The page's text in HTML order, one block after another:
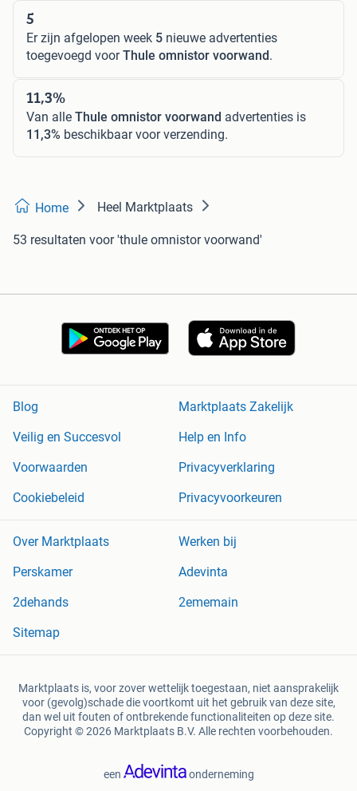
5
Er zijn afgelopen week 5 nieuwe advertenties
toegevoegd voorThule omnistor voorwand.
11,3%
Van alle Thule omnistor voorwand advertenties is
11,3% beschikbaar voor verzending.
Home Heel Marktplaats
53 resultaten voor 'thule omnistor voorwand'
Blog
Marktplaats Zakelijk
Veilig en Succesvol
Help en Info
Voorwaarden
Privacyverklaring
Cookiebeleid
Privacyvoorkeuren
Over Marktplaats
Werken bij
Perskamer
Adevinta
2dehands
2ememain
Sitemap
Marktplaats is, voor zover wettelijk toegestaan, niet aansprakelijk
voor (gevolg)schade die voortkomt uit het gebruik van deze site,
dan wel uit fouten of ontbrekende functionaliteiten op deze site.
Copyright © 2026 Marktplaats B.V. Alle rechten voorbehouden.
een onderneming